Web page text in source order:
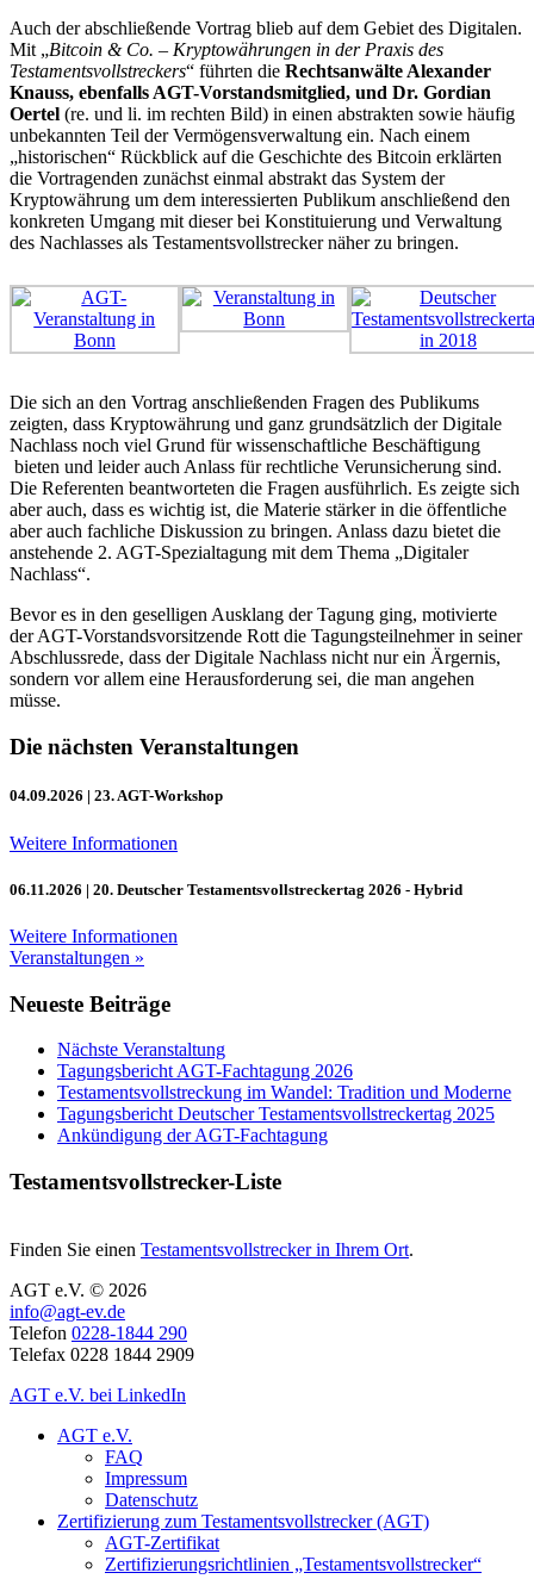
Auch der abschließende Vortrag blieb auf dem Gebiet des Digitalen.
Mit „Bitcoin & Co. – Kryptowährungen in der Praxis des
Testamentsvollstreckers“ führten die Rechtsanwälte Alexander
Knauss, ebenfalls AGT-Vorstandsmitglied, und Dr. Gordian
Oertel (re. und li. im rechten Bild) in einen abstrakten sowie häufig
unbekannten Teil der Vermögensverwaltung ein. Nach einem
„historischen“ Rückblick auf die Geschichte des Bitcoin erklärten
die Vortragenden zunächst einmal abstrakt das System der
Kryptowährung um dem interessierten Publikum anschließend den
konkreten Umgang mit dieser bei Konstituierung und Verwaltung
des Nachlasses als Testamentsvollstrecker näher zu bringen.
Die sich an den Vortrag anschließenden Fragen des Publikums
zeigten, dass Kryptowährung und ganz grundsätzlich der Digitale
Nachlass noch viel Grund für wissenschaftliche Beschäftigung
bieten und leider auch Anlass für rechtliche Verunsicherung sind.
Die Referenten beantworteten die Fragen ausführlich. Es zeigte sich
aber auch, dass es wichtig ist, die Materie stärker in die öffentliche
aber auch fachliche Diskussion zu bringen. Anlass dazu bietet die
anstehende 2. AGT-Spezialtagung mit dem Thema „Digitaler
Nachlass“.
Bevor es in den geselligen Ausklang der Tagung ging, motivierte
der AGT-Vorstandsvorsitzende Rott die Tagungsteilnehmer in seiner
Abschlussrede, dass der Digitale Nachlass nicht nur ein Ärgernis,
sondern vor allem eine Herausforderung sei, die man angehen
müsse.
Die nächsten Veranstaltungen
04.09.2026 | 23. AGT-Workshop
Weitere Informationen
06.11.2026 | 20. Deutscher Testamentsvollstreckertag 2026 - Hybrid
Weitere Informationen
Veranstaltungen »
Neueste Beiträge
Nächste Veranstaltung
Tagungsbericht AGT-Fachtagung 2026
Testamentsvollstreckung im Wandel: Tradition und Moderne
Tagungsbericht Deutscher Testamentsvollstreckertag 2025
Ankündigung der AGT-Fachtagung
Testamentsvollstrecker-Liste
Finden Sie einen Testamentsvollstrecker in Ihrem Ort.
AGT e.V. © 2026
info@agt-ev.de
Telefon 0228-1844 290
Telefax 0228 1844 2909
AGT e.V. bei LinkedIn
AGT e.V.
FAQ
Impressum
Datenschutz
Zertifizierung zum Testamentsvollstrecker (AGT)
AGT-Zertifikat
Zertifizierungsrichtlinien „Testamentsvollstrecker“